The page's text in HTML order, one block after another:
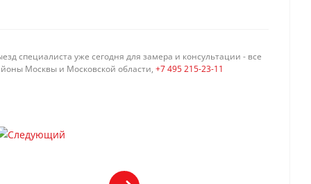
специалиста уже сегодня для замера и консультации - все
Москвы и Московской области, +7 495 215-23-11